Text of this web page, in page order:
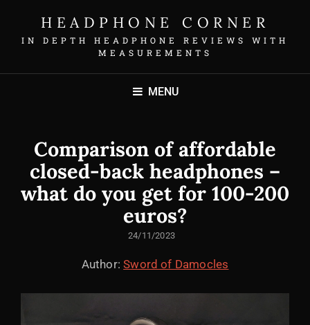
HEADPHONE CORNER
IN DEPTH HEADPHONE REVIEWS WITH
MEASUREMENTS
MENU
Comparison of affordable
closed-back headphones –
what do you get for 100-200
euros?
POSTED
24/11/2023
Author:Sword of Damocles